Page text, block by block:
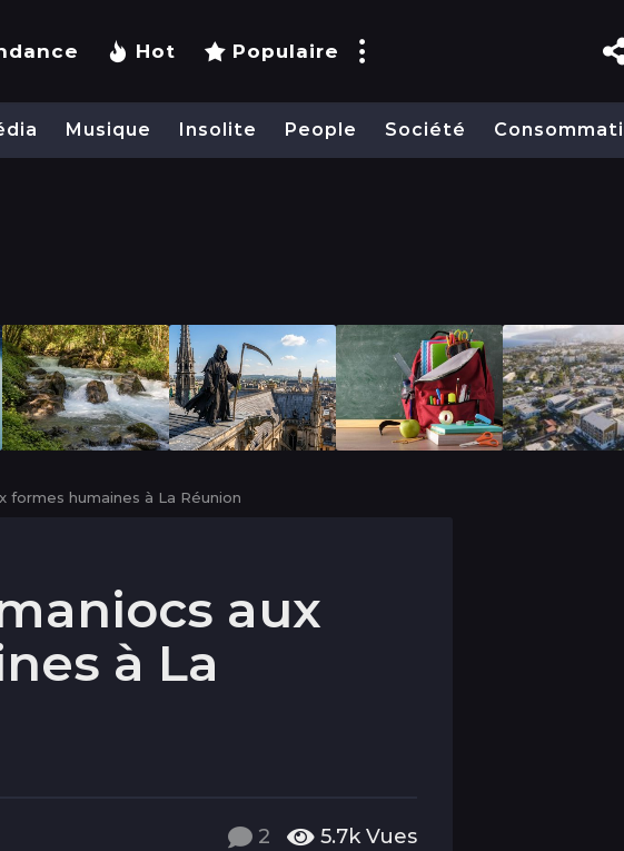
Hot Populaire
Musique Insolite People Société
formes humaines à La Réunion
aux
à La
2 5.7k Vues